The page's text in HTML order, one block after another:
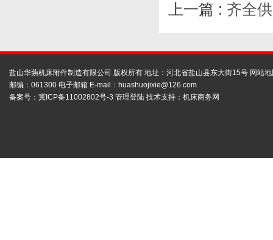
上一篇 : 齐全
盐山华蒴机床附件制造有限公司 版权所有 地址：河北省盐山县东大街15号 网站
邮编：061300 电子邮箱 E-mail： huashuojixie@126.com
备案号： 冀ICP备11002802号-3 管理登陆 技术支持： 机床商务网